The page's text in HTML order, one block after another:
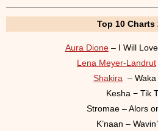
Top 10 Charts
Aura Dione– I Will
Lena Meyer-Landrut
Shakira – Waka
Kesha − Tik
Stromae – Alors
K’naan –